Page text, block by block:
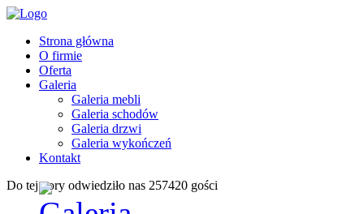
Strona główna
O firmie
Oferta
Galeria
Galeria mebli
Galeria schodów
Galeria drzwi
Galeria wykończeń
Kontakt
Do tej pory odwiedziło nas 257420 gości